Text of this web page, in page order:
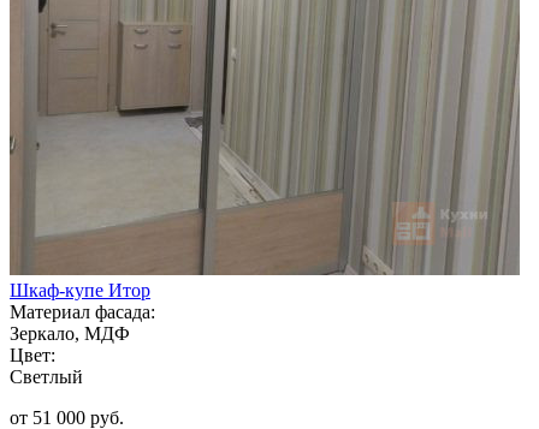
Шкаф-купе Итор
Материал фасада:
Зеркало, МДФ
Цвет:
Светлый
от 51 000 руб.